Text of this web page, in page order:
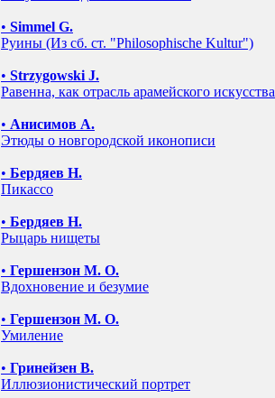
• Simmel G.
Руины (Из сб. ст. "Philosophische Kultur")
• Strzygowski J.
Равенна, как отрасль арамейского искусства
• Анисимов А.
Этюды о новгородской иконописи
• Бердяев Н.
Пикассо
• Бердяев Н.
Рыцарь нищеты
• Гершензон М. О.
Вдохновение и безумие
• Гершензон М. О.
Умиление
• Гринейзен В.
Иллюзионистический портрет